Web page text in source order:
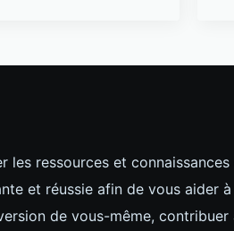
les ressources et connaissances
et réussie afin de vous aider à
de vous-même, contribuer